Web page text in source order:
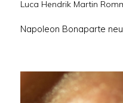
Luca Hendrik Martin
Napoleon Bonaparte